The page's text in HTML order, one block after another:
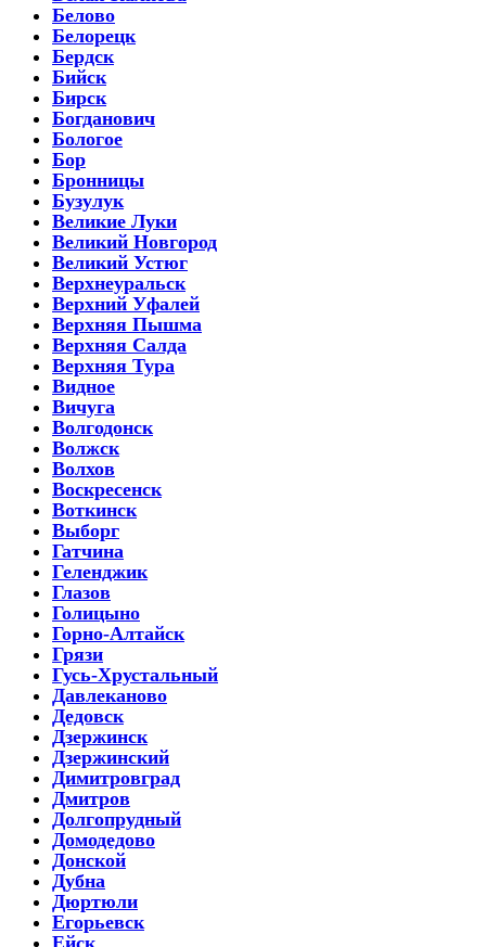
Белово
Белорецк
Бердск
Бийск
Бирск
Богданович
Бологое
Бор
Бронницы
Бузулук
Великие Луки
Великий Новгород
Великий Устюг
Верхнеуральск
Верхний Уфалей
Верхняя Пышма
Верхняя Салда
Верхняя Тура
Видное
Вичуга
Волгодонск
Волжск
Волхов
Воскресенск
Воткинск
Выборг
Гатчина
Геленджик
Глазов
Голицыно
Горно-Алтайск
Грязи
Гусь-Хрустальный
Давлеканово
Дедовск
Дзержинск
Дзержинский
Димитровград
Дмитров
Долгопрудный
Домодедово
Донской
Дубна
Дюртюли
Егорьевск
Ейск